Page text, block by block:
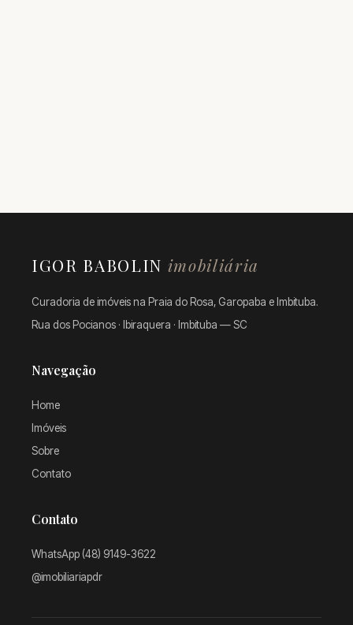
IGOR BABOLIN imobiliária
Curadoria de imóveis na Praia do Rosa, Garopaba e Imbituba.
Rua dos Pocianos · Ibiraquera · Imbituba — SC
Navegação
Home
Imóveis
Sobre
Contato
Contato
WhatsApp (48) 9149-3622
@imobiliariapdr